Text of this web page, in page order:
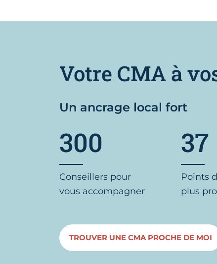
Votre CMA à
Un ancrage local fort
300
Conseillers pour
vous accompagner
37
Points
plus
TROUVER UNE CMA PROCHE DE MOI